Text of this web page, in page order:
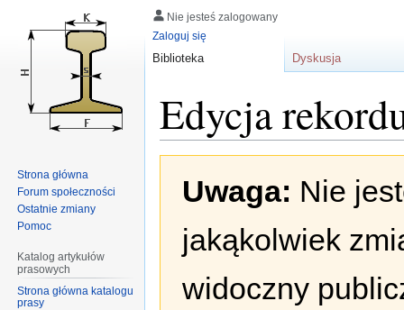
Edycja
nawigacji
wyszukiwania
Uwaga: Nie
jakąkolwiek
widoczny
Nie jesteś zalogowany
Zaloguj się
Biblioteka Dyskusja
Strona główna
Forum społeczności
Ostatnie zmiany
Pomoc
Katalog artykułów
prasowych
Strona główna katalogu
prasy